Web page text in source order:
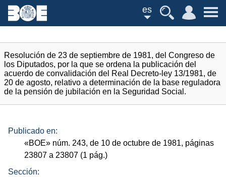
es
Resolución de 23 de septiembre de 1981, del Congreso de
los Diputados, por la que se ordena la publicación del
acuerdo de convalidación del Real Decreto-ley 13/1981, de
20 de agosto, relativo a determinación de la base reguladora
de la pensión de jubilación en la Seguridad Social.
Publicado en:
«BOE» núm. 243, de 10 de octubre de 1981, páginas
23807 a 23807 (1 pág.)
Sección: